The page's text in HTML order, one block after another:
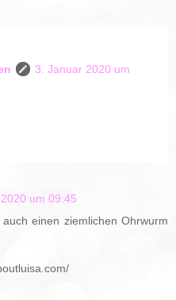
3. Januar 2020 um
um 09:45
einen ziemlichen Ohrwurm